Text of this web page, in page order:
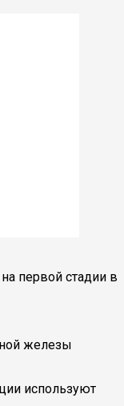
первой стадии в
используют